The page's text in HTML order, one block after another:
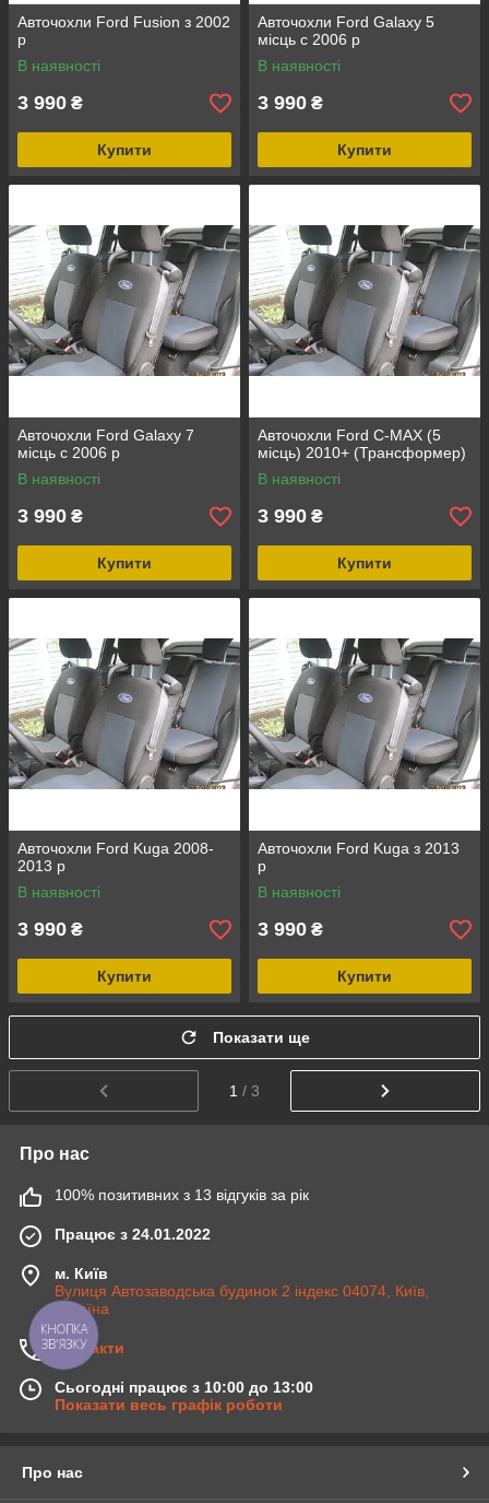
Авточохли Ford Fusion з 2002
р
В наявності
3 990 ₴
Купити
Авточохли Ford Galaxy 5
місць c 2006 р
В наявності
3 990 ₴
Купити
Авточохли Ford Galaxy 7
місць c 2006 р
В наявності
3 990 ₴
Купити
Авточохли Ford C-MAX (5
місць) 2010+ (Трансформер)
В наявності
3 990 ₴
Купити
Авточохли Ford Kuga 2008-
2013 р
В наявності
3 990 ₴
Купити
Авточохли Ford Kuga з 2013
р
В наявності
3 990 ₴
Купити
Показати ще
1 / 3
Про нас
100% позитивних з 13 відгуків за рік
Працює з 24.01.2022
м. Київ
Вулиця Автозаводська будинок 2 індекс 04074, Київ,
Україна
Контакти
Сьогодні працює з 10:00 до 13:00
Показати весь графік роботи
Про нас
КНОПКА
ЗВ'ЯЗКУ